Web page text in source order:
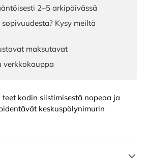
2–5 arkipäivässä
Kysy meiltä
maksutavat
kodin siistimisestä nopeaa ja
keskuspölynimurin